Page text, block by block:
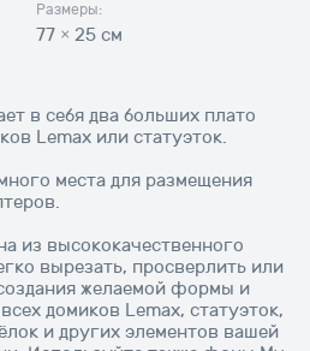
Размеры:
77 × 25 см
в себя два больших плато
Lemax или статуэток.
места для размещения
из высококачественного
вырезать, просверлить или
желаемой формы и
домиков Lemax, статуэток,
и других элементов вашей